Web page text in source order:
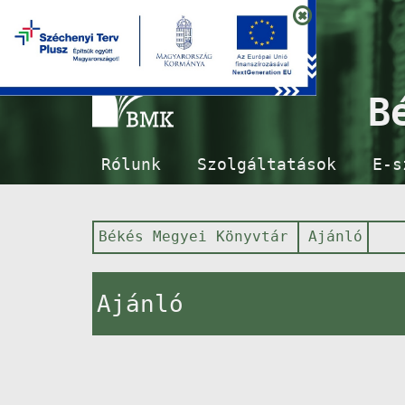
Rólunk Szolgáltatások E-
Békés Megyei Könyvtár Ajánló
Ajánló